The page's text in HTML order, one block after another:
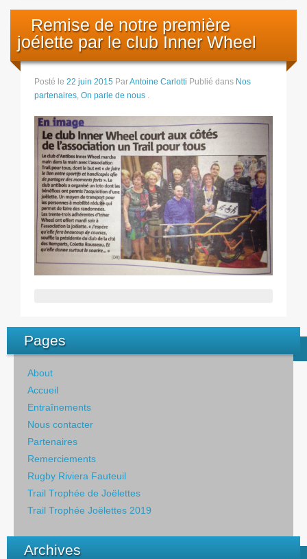
Remise de notre première
joélette par le club Inner Wheel
Posté le 22 juin 2015 ParAntoine Carlotti Publié dans Nos
partenaires, On parle de nous .
Pages
About
Accueil
Entraînements
Nous contacter
Partenaires
Remerciements
Rugby Riviera Fauteuil
Trail Trophée de Joëlettes
Trail Trophée Joëlettes 2019
Archives